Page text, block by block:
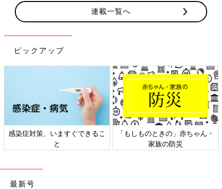
すすめです。それぞれ製本が3種類。一番人気は、高級感があっ
て丈夫なハードカバー製本の「上製本」。すべて42ページ。詳し
連載一覧へ
ピックアップ
感染症対策、いますぐできるこ
と
「もしものときの」赤ちゃん・
家族の防災
最新号